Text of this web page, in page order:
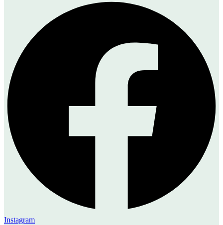
Instagram